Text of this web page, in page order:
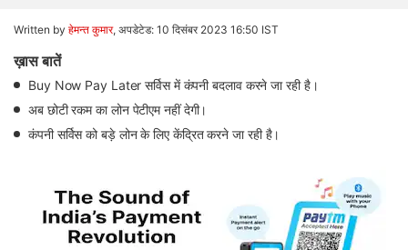
Written by हेमन्त कुमार, अपडेटेड: 10 दिसंबर 2023 16:50 IST
ख़ास बातें
Buy Now Pay Later सर्विस में कंपनी बदलाव करने जा रही है।
अब छोटी रकम का लोन पेटीएम नहीं देगी।
कंपनी सर्विस को बड़े लोन के लिए केंद्रित करने जा रही है।